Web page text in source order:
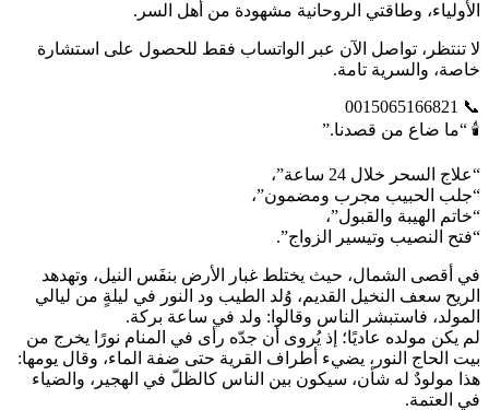
الأولياء، وطاقتي الروحانية مشهودة من أهل السر.
لا تنتظر، تواصل الآن عبر الواتساب فقط للحصول على استشارة
خاصة، والسرية تامة.
📞 0015065166821
🕯️ “ما ضاع من قصدنا.”
“علاج السحر خلال 24 ساعة”،
“جلب الحبيب مجرب ومضمون”،
“خاتم الهيبة والقبول”،
“فتح النصيب وتيسير الزواج”.
في أقصى الشمال، حيث يختلط غبار الأرض بنفَس النيل، وتهدهد
الريح سعف النخيل القديم، وُلد الطيب ود النور في ليلةٍ من ليالي
المولد، فاستبشر الناس وقالوا: ولد في ساعة بركة.
لم يكن مولده عاديًا؛ إذ يُروى أن جدّه رأى في المنام نورًا يخرج من
بيت الحاج النور، يضيء أطراف القرية حتى ضفة الماء، وقال يومها:
هذا مولودٌ له شأن، سيكون بين الناس كالظلّ في الهجير، والضياء
في العتمة.